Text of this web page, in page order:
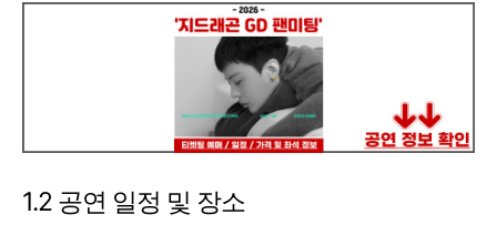
1.2 공연 일정 및 장소